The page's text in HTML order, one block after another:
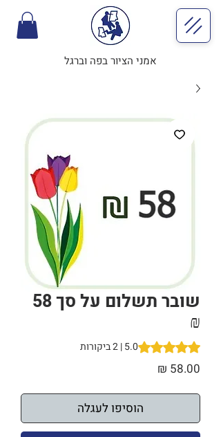
אמני הציור בפה וברגל
שובר תשלום על סך 58
₪
5.0 out of five stars based on 2 reviews
5.0 | 2 ביקורות
הוסיפו לעגלה